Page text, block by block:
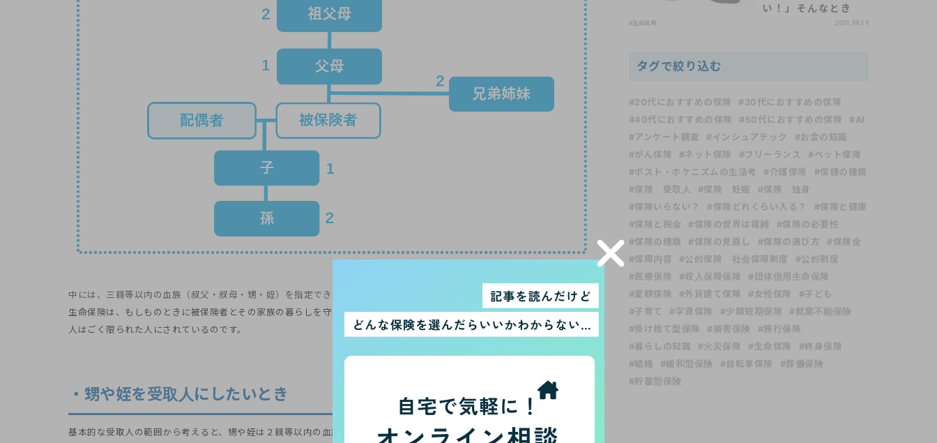
中には、三親等以内の血族（叔父・叔母・甥・姪）を指定できる保険会社や保険商品もありますが、個別に確認が必要です。
生命保険は、もしものときに被保険者とその家族の暮らしを守るためのものです。保険金に関わる犯罪を防ぐためにも、受取
人はごく限られた人にされているのです。
・甥や姪を受取人にしたいとき
基本的な受取人の範囲から考えると、甥や姪は２親等以内の血族にあたらないため受取人には指定できません。
い！」そんなとき
#生命保険 2021.08.19
タグで絞り込む
#20代におすすめの保険
#30代におすすめの保険
#40代におすすめの保険
#50代におすすめの保険
#AI
#アンケート調査
#インシュアテック
#お金の知識
#がん保険
#ネット保険 #フリーランス
#ペット保険
#ポスト・ホケニズムの生活考
#介護保険
#保健の種類
#保険 受取人
#保険 妊娠
#保険 独身
#保険いらない？
#保険どれくらい入る？
#保険と健康
#保険と税金
#保険の世界は複雑
#保険の必要性
#保険の種類
#保険の見直し #保険の選び方
#保険金
#保障内容
#公的保険 社会保障制度
#公的制度
#医療保険
#収入保障保険
#団体信用生命保険
#変額保険
#外貨建て保険 #女性保険
#子ども
#子育て
#学資保険 #少額短期保険
#就業不能保険
#掛け捨て型保険
#損害保険
#旅行保険
#暮らしの知識
#火災保険 #生命保険
#終身保険
#結婚
#緩和型保険 #自転車保険
#葬儀保険
#貯蓄型保険